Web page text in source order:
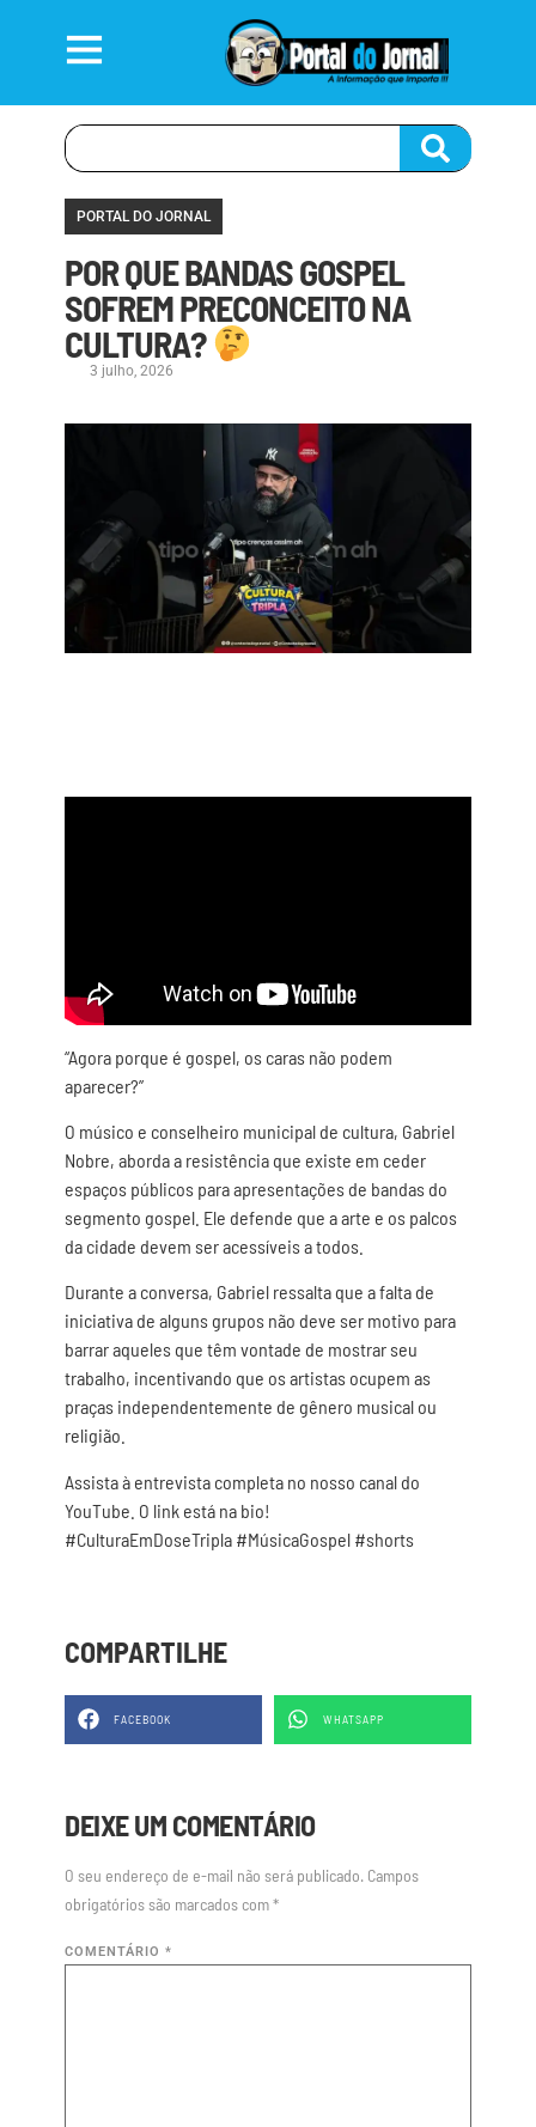
PORTAL DO JORNAL
POR QUE BANDAS GOSPEL
SOFREM PRECONCEITO NA
CULTURA?
3 julho, 2026
“Agora porque é gospel, os caras não podem
aparecer?”
O músico e conselheiro municipal de cultura, Gabriel
Nobre, aborda a resistência que existe em ceder
espaços públicos para apresentações de bandas do
segmento gospel. Ele defende que a arte e os palcos
da cidade devem ser acessíveis a todos.
Durante a conversa, Gabriel ressalta que a falta de
iniciativa de alguns grupos não deve ser motivo para
barrar aqueles que têm vontade de mostrar seu
trabalho, incentivando que os artistas ocupem as
praças independentemente de gênero musical ou
religião.
Assista à entrevista completa no nosso canal do
YouTube. O link está na bio!
#CulturaEmDoseTripla #MúsicaGospel #shorts
COMPARTILHE
FACEBOOK WHATSAPP
DEIXE UM COMENTÁRIO
O seu endereço de e-mail não será publicado. Campos
obrigatórios são marcados com*
COMENTÁRIO *